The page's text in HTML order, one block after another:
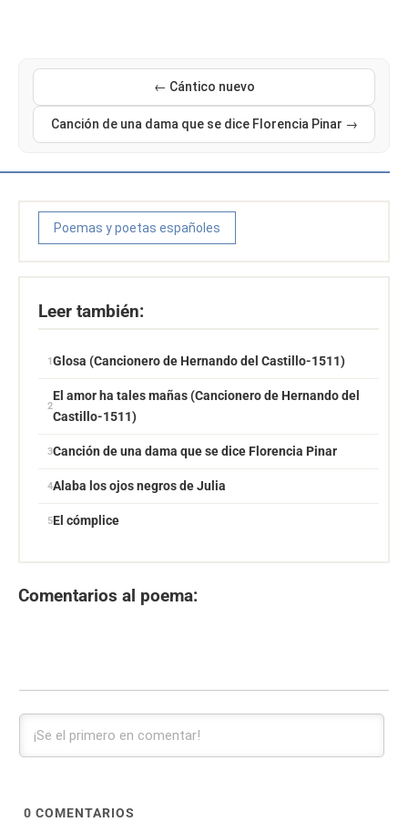
← Cántico nuevo
Canción de una dama que se dice Florencia Pinar →
Poemas y poetas españoles
Leer también:
Glosa (Cancionero de Hernando del Castillo-1511)
El amor ha tales mañas (Cancionero de Hernando del
Castillo-1511)
Canción de una dama que se dice Florencia Pinar
Alaba los ojos negros de Julia
El cómplice
Comentarios al poema:
0 COMENTARIOS